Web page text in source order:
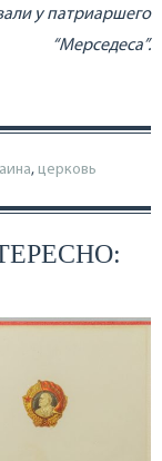
у патриаршего
“Мерседеса”.
, церковь